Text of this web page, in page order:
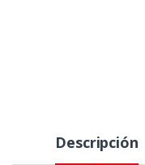
Descripción